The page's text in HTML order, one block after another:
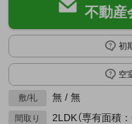
不動産
初
空
敷/礼 無 / 無
間取り 2LDK（専有面積：